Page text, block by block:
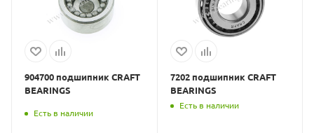
904700 подшипник CRAFT
BEARINGS
Есть в наличии
7202 подшипник CRAFT
BEARINGS
Есть в наличии